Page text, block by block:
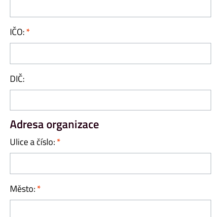
IČO:
DIČ:
Adresa organizace
Ulice a číslo:
Město: